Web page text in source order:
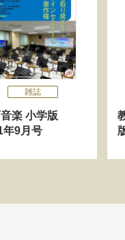
雑誌
楽 小学版
年9月号